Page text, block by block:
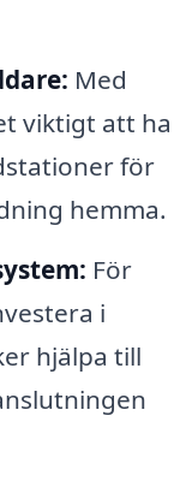
Med
viktigt att ha
för
hemma.
För
i
hjälpa till